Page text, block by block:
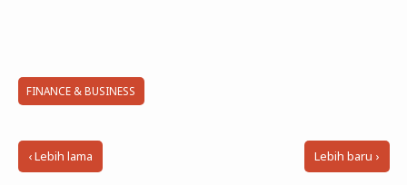
FINANCE & BUSINESS
‹ Lebih lama Lebih baru ›